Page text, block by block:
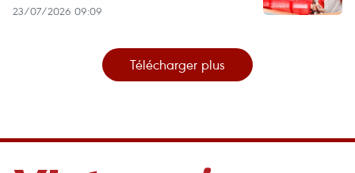
23/07/2026 09:09
Télécharger plus